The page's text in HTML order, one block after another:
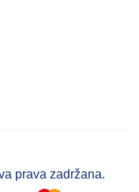
prava zadržana.